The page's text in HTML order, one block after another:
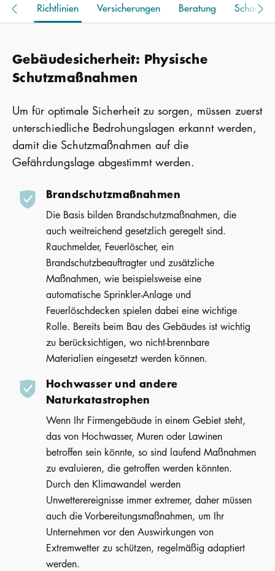
Richtlinien Versicherungen Beratung
Gebäudesicherheit: Physische
Schutzmaßnahmen
Um für optimale Sicherheit zu sorgen, müssen zuerst
unterschiedliche Bedrohungslagen erkannt werden,
damit die Schutzmaßnahmen auf die
Gefährdungslage abgestimmt werden.
Brandschutzmaßnahmen
Die Basis bilden Brandschutzmaßnahmen, die
auch weitreichend gesetzlich geregelt sind.
Rauchmelder, Feuerlöscher, ein
Brandschutzbeauftragter und zusätzliche
Maßnahmen, wie beispielsweise eine
automatische Sprinkler-Anlage und
Feuerlöschdecken spielen dabei eine wichtige
Rolle. Bereits beim Bau des Gebäudes ist wichtig
zu berücksichtigen, wo nicht-brennbare
Materialien eingesetzt werden können.
Hochwasser und andere
Naturkatastrophen
Wenn Ihr Firmengebäude in einem Gebiet steht,
das von Hochwasser, Muren oder Lawinen
betroffen sein könnte, so sind laufend Maßnahmen
zu evaluieren, die getroffen werden könnten.
Durch den Klimawandel werden
Unwetterereignisse immer extremer, daher müssen
auch die Vorbereitungsmaßnahmen, um Ihr
Unternehmen vor den Auswirkungen von
Extremwetter zu schützen, regelmäßig adaptiert
werden.